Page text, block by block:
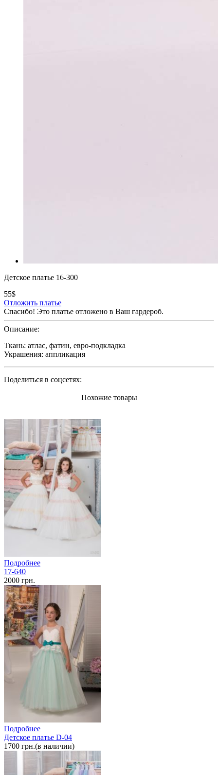
Детское платье 16-300
55$
Отложить платье
Спасибо! Это платье отложено в Ваш гардероб.
Описание:
Ткань: атлас, фатин, евро-подкладка
Украшения: аппликация
Поделиться в соцсетях:
Похожие товары
Подробнее
17-640
2000 грн.
Подробнее
Детское платье D-04
1700 грн.(в наличии)